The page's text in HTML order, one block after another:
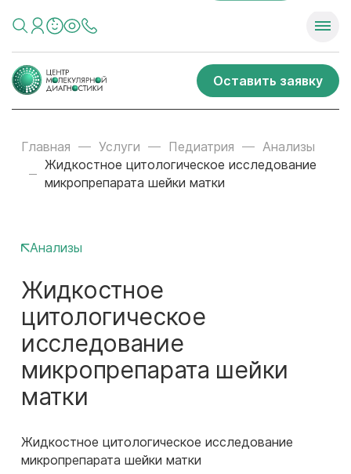
Оставить заявку
Главная Услуги Педиатрия
Анализы
Жидкостное цитологическое исследование
микропрепарата шейки матки
Анализы
Жидкостное
цитологическое
исследование
микропрепарата шейки
матки
Жидкостное цитологическое исследование
микропрепарата шейки матки